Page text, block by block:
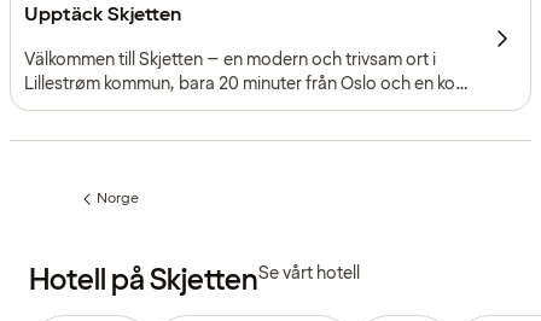
Upptäck Skjetten
Välkommen till Skjetten – en modern och trivsam ort i
Lillestrøm kommun, bara 20 minuter från Oslo och en kort
bilresa från Oslo flygplats Gardermoen. Här möts stadens
Föregående
Norge
Hotell på SkjettenSe vårt hotell